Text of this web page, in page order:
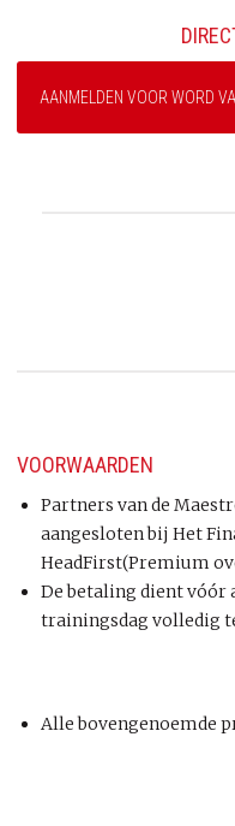
AANMELDEN VOOR WORD
VOORWAARDEN
Partners van de
aangesloten bij Het
HeadFirst(Premium
De betaling dient vóór
trainingsdag volledig
Alle bovengenoemde